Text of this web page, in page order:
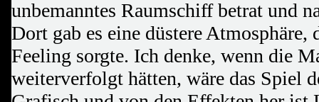
unbemanntes Raumschiff betrat und
Dort gab es eine düstere
Feeling sorgte. Ich denke, wenn die
weiterverfolgt hätten, wäre das Spiel